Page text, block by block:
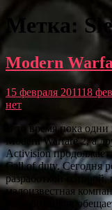
Метка:
Modern
15 февраля 201118
нет
В то время пока
Modern Warfare 2, а
Activision
Call of duty. Сегодня
разработкой
малоизвестная
разработчиков